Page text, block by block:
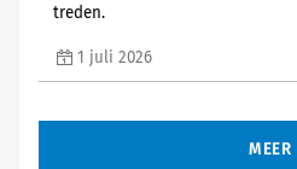
treden.
1 juli 2026
MEER